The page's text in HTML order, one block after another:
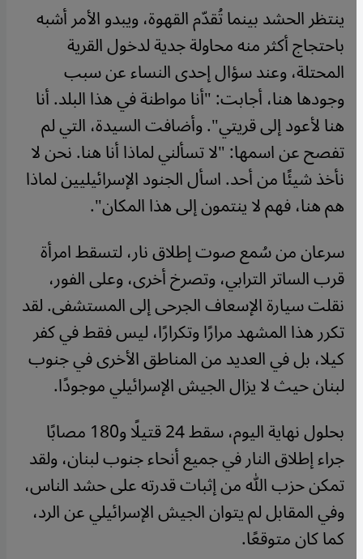
ينتظر الحشد بينما تُقدّم القهوة، ويبدو الأمر أشبه
باحتجاج أكثر منه محاولة جدية لدخول القرية
المحتلة، وعند سؤال إحدى النساء عن سبب
وجودها هنا، أجابت: "أنا مواطنة في هذا البلد. أنا
هنا لأعود إلى قريتي". وأضافت السيدة، التي لم
تفصح عن اسمها: "لا تسألني لماذا أنا هنا. نحن لا
نأخذ شيئًا من أحد. اسأل الجنود الإسرائيليين لماذا
هم هنا، فهم لا ينتمون إلى هذا المكان".
سرعان من سُمع صوت إطلاق نار، لتسقط امرأة
قرب الساتر الترابي، وتصرخ أخرى، وعلى الفور،
نقلت سيارة الإسعاف الجرحى إلى المستشفى. لقد
تكرر هذا المشهد مرارًا وتكرارًا، ليس فقط في كفر
كيلا، بل في العديد من المناطق الأخرى في جنوب
لبنان حيث لا يزال الجيش الإسرائيلي موجودًا.
بحلول نهاية اليوم، سقط 24 قتيلًا و180 مصابًا
جراء إطلاق النار في جميع أنحاء جنوب لبنان، ولقد
تمكن حزب الله من إثبات قدرته على حشد الناس،
وفي المقابل لم يتوان الجيش الإسرائيلي عن الرد،
كما كان متوقعًا.